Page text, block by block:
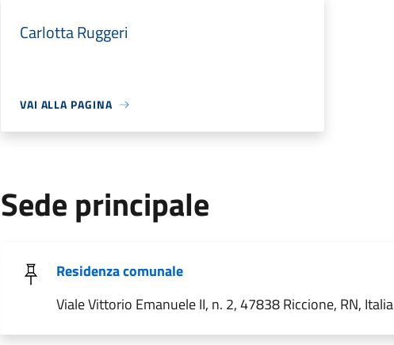
Carlotta Ruggeri
VAI ALLA PAGINA
Sede principale
Residenza comunale
Viale Vittorio Emanuele II, n. 2, 47838 Riccione, RN, Italia